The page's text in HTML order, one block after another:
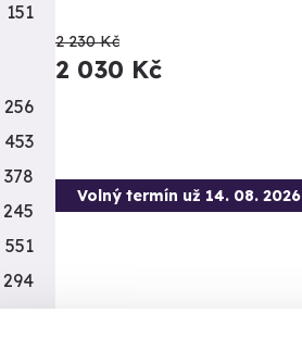
2 230 Kč
2 030 Kč
Volný termín už 14. 08. 2026
151
256
453
378
245
551
294
450